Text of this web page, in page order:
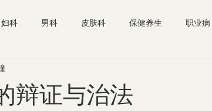
妇科 男科 皮肤科 保健养生 职业病
辩证与治法